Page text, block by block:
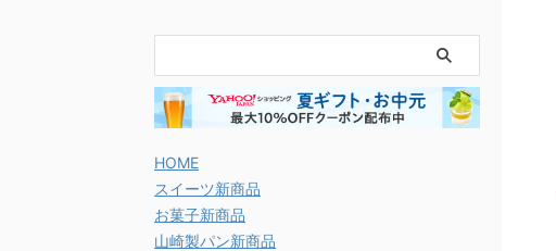
HOME
スイーツ新商品
お菓子新商品
山崎製パン新商品